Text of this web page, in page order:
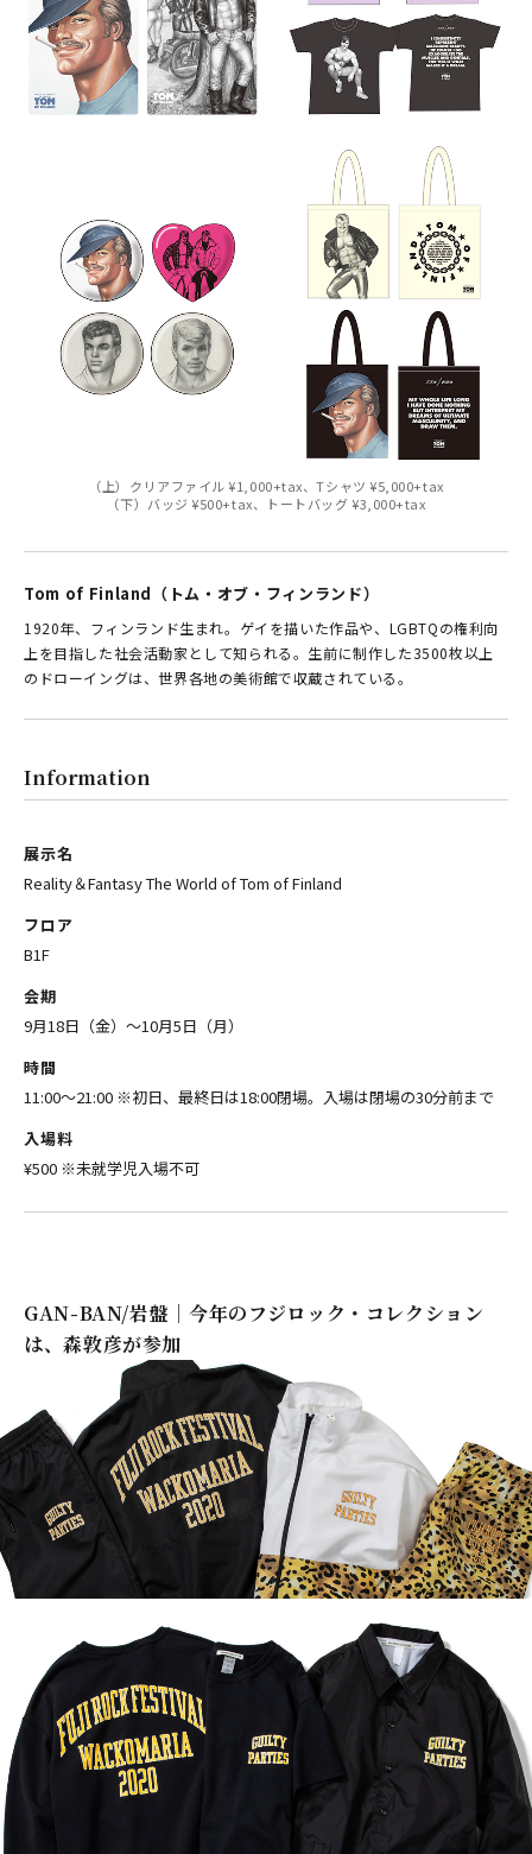
（上）クリアファイル ¥1,000+tax、Tシャツ ¥5,000+tax
（下）バッジ ¥500+tax、トートバッグ ¥3,000+tax
Tom of Finland（トム・オブ・フィンランド）
1920年、フィンランド生まれ。ゲイを描いた作品や、LGBTQの権利向
上を目指した社会活動家として知られる。生前に制作した3500枚以上
のドローイングは、世界各地の美術館で収蔵されている。
Information
展示名
Reality＆Fantasy The World of Tom of Finland
フロア
B1F
会期
9月18日（金）〜10月5日（月）
時間
11:00〜21:00 ※初日、最終日は18:00閉場。入場は閉場の30分前まで
入場料
¥500 ※未就学児入場不可
GAN-BAN/岩盤｜今年のフジロック・コレクション
は、森敦彦が参加